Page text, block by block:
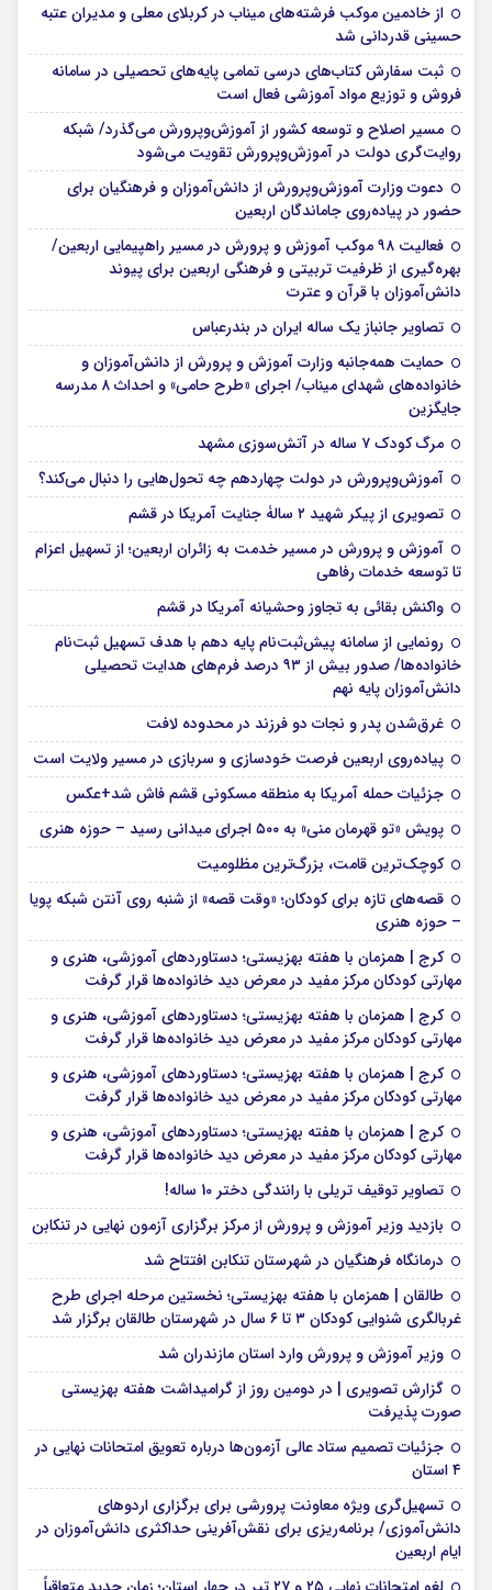
از خادمین موکب فرشته‌های میناب در کربلای معلی و مدیران عتبه
حسینی قدردانی شد
ثبت سفارش کتاب‌های درسی تمامی پایه‌های تحصیلی در سامانه
فروش و توزیع مواد آموزشی فعال است
مسیر اصلاح و توسعه کشور از آموزش‌وپرورش می‌گذرد/ شبکه
روایت‌‌گری دولت در آموزش‌وپرورش تقویت می‌شود
دعوت وزارت آموزش‌وپرورش از دانش‌آموزان و فرهنگیان برای
حضور در پیاده‌روی جاماندگان اربعین
فعالیت ۹۸ موکب آموزش و پرورش در مسیر راهپیمایی اربعین/
بهره‌گیری از ظرفیت تربیتی و فرهنگی اربعین برای پیوند
دانش‌آموزان با قرآن و عترت
تصاویر جانباز یک ساله ایران در بندرعباس
حمایت همه‌جانبه وزارت آموزش و پرورش از دانش‌آموزان و
خانواده‌های شهدای میناب/ اجرای «طرح حامی» و احداث ۸ مدرسه
جایگزین
مرگ کودک ۷ ساله در آتش‌سوزی مشهد
آموزش‌وپرورش در دولت چهاردهم چه تحول‌هایی را دنبال می‌کند؟
تصویری از پیکر شهید ۲ سالۀ جنایت آمریکا در قشم
آموزش و پرورش در مسیر خدمت به زائران اربعین؛ از تسهیل اعزام
تا توسعه خدمات رفاهی
واکنش بقائی به تجاوز وحشیانه آمریکا در قشم
رونمایی از سامانه پیش‌ثبت‌نام پایه دهم با هدف تسهیل ثبت‌نام
خانواده‌ها/ صدور بیش از ۹۳ درصد فرم‌های هدایت تحصیلی
دانش‌آموزان پایه نهم
غرق‌شدن پدر و نجات دو فرزند در محدوده لافت
پیاده‌روی اربعین فرصت خودسازی و سربازی در مسیر ولایت است
جزئیات حمله آمریکا به منطقه مسکونی قشم فاش شد+عکس
پویش «تو قهرمان منی» به ۵۰۰ اجرای میدانی رسید – حوزه هنری
کوچک‌ترین قامت، بزرگ‌ترین مظلومیت
قصه‌های تازه برای کودکان؛ «وقت قصه» از شنبه روی آنتن شبکه پویا
– حوزه هنری
کرج | همزمان با هفته بهزیستی؛ دستاوردهای آموزشی، هنری و
مهارتی کودکان مرکز مفید در معرض دید خانواده‌ها قرار گرفت
کرج | همزمان با هفته بهزیستی؛ دستاوردهای آموزشی، هنری و
مهارتی کودکان مرکز مفید در معرض دید خانواده‌ها قرار گرفت
کرج | همزمان با هفته بهزیستی؛ دستاوردهای آموزشی، هنری و
مهارتی کودکان مرکز مفید در معرض دید خانواده‌ها قرار گرفت
کرج | همزمان با هفته بهزیستی؛ دستاوردهای آموزشی، هنری و
مهارتی کودکان مرکز مفید در معرض دید خانواده‌ها قرار گرفت
تصاویر توقیف تریلی با رانندگی دختر 10 ساله!
بازدید وزیر آموزش و پرورش از مرکز برگزاری آزمون نهایی در تنکابن
درمانگاه فرهنگیان در شهرستان تنکابن افتتاح شد
طالقان | همزمان با هفته بهزیستی؛ نخستین مرحله اجرای طرح
غربالگری شنوایی کودکان ۳ تا ۶ سال در شهرستان طالقان برگزار شد
وزیر آموزش و پرورش وارد استان مازندران شد
گزارش تصویری | در دومین روز از گرامیداشت هفته بهزیستی
صورت پذیرفت
جزئیات تصمیم ستاد عالی آزمون‌ها درباره تعویق امتحانات نهایی در
۴ استان
تسهیل‌گری ویژه معاونت پرورشی برای برگزاری اردوهای
دانش‌آموزی/ برنامه‌ریزی برای نقش‌آفرینی حداکثری دانش‌آموزان در
ایام اربعین